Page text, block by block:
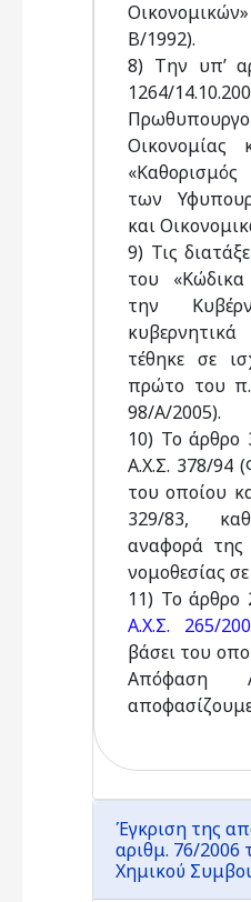
Β/1992).
8) Την υπ’
1264/
Οικονομίας
των
και
9) Τις
του
την
τέθηκε σε
πρώτο του
98/Α/2005).
10) Το άρθρο
Α.Χ.Σ. 378/94
του οποίου
329/83,
αναφορά της
νομοθεσίας
11) Το άρθρο
Α.Χ.Σ. 265/
βάσει του
Απόφαση
Έγκριση της
αριθμ. 76/2006
Χημικού